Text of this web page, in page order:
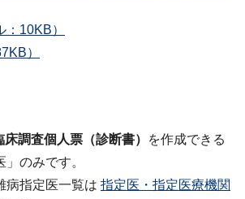
10KB）
）
床調査個人票（診断書）
を作成できる
のみです。
病指定医一覧は 指定医・指定医療機関